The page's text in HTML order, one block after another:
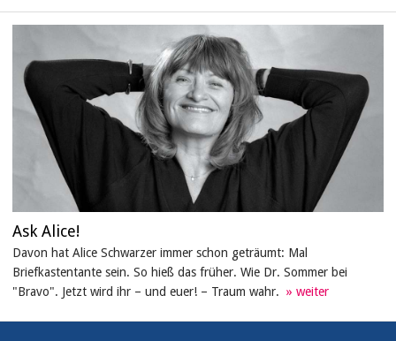
Ask Alice!
Davon hat Alice Schwarzer immer schon geträumt: Mal
Briefkastentante sein. So hieß das früher. Wie Dr. Sommer bei
"Bravo". Jetzt wird ihr – und euer! – Traum wahr.